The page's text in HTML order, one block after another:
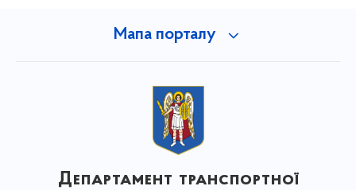
Мапа порталу
Департамент транспортної